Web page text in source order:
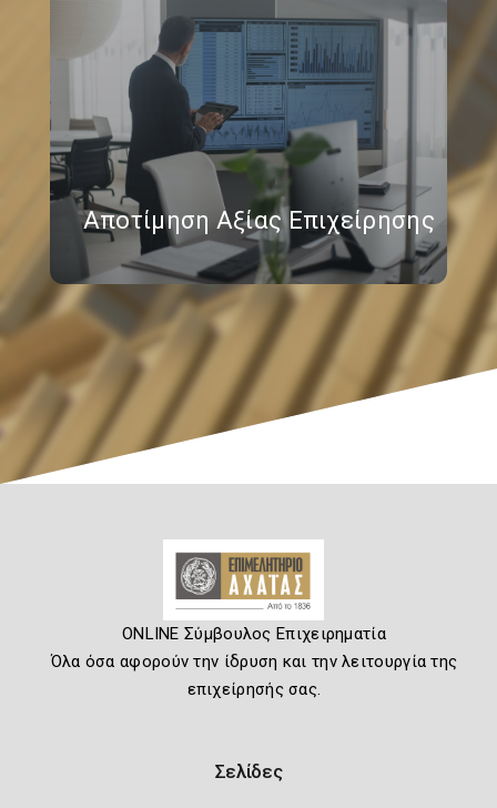
Αποτίμηση Αξίας Επιχείρησης
ONLINE Σύμβουλος Επιχειρηματία
Όλα όσα αφορούν την ίδρυση και την λειτουργία της
επιχείρησής σας.
Σελίδες